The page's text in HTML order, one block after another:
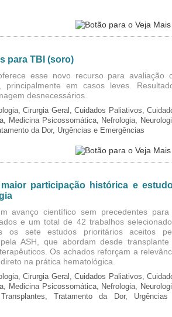
para TBI (soro)
esse novo recurso para avaliação
principalmente em casos leves.
desnecessários.
Cirurgia Geral, Cuidados Paliativos,
Medicina Psicossomática, Nefrologia,
da Dor, Urgências e Emergências
participação histórica e
avanço científico sem precedentes para
e um total de 42 trabalhos
os sete estudos prioritários aceitos
ASH, que abordam desde transplante
Os achados reforçam a
na prática hematológica.
Cirurgia Geral, Cuidados Paliativos,
Medicina Psicossomática, Nefrologia,
Tratamento da Dor,